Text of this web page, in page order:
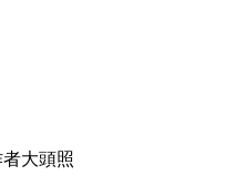
大頭照